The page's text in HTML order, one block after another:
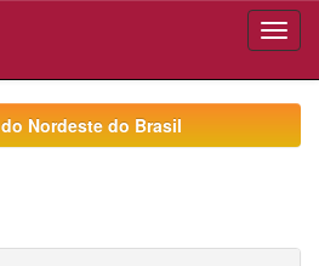
Nordeste do Brasil